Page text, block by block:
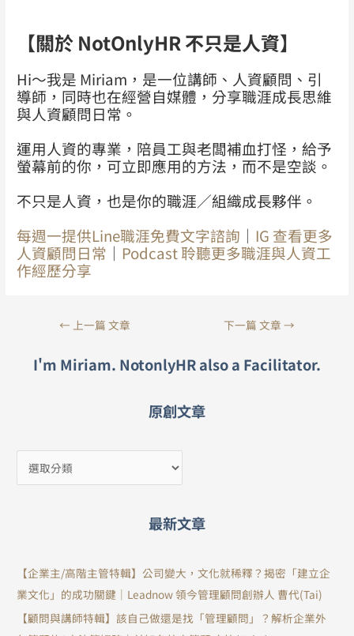
【關於 NotOnlyHR 不只是人資】
Hi～我是 Miriam，是一位講師、人資顧問、引
導師，同時也在經營自媒體，分享職涯成長思維
與人資顧問日常。
運用人資的專業，陪員工與老闆補血打怪，給予
螢幕前的你，可立即應用的方法，而不是空談。
不只是人資，也是你的職涯／組織成長夥伴。
每週一提供Line職涯免費文字諮詢 ｜ IG 查看更多
人資顧問日常 ｜ Podcast 聆聽更多職涯與人資工
作經歷分享
← 上一篇 文章 下一篇 文章 →
I'm Miriam. NotonlyHR also a Facilitator.
原創文章
最新文章
【企業主/高階主管特輯】公司變大，文化就稀釋？揭密「建立企
業文化」的成功關鍵｜Leadnow 領今管理顧問創辦人 曹代(Tai)
【顧問與講師特輯】該自己做還是找「管理顧問」？解析企業外